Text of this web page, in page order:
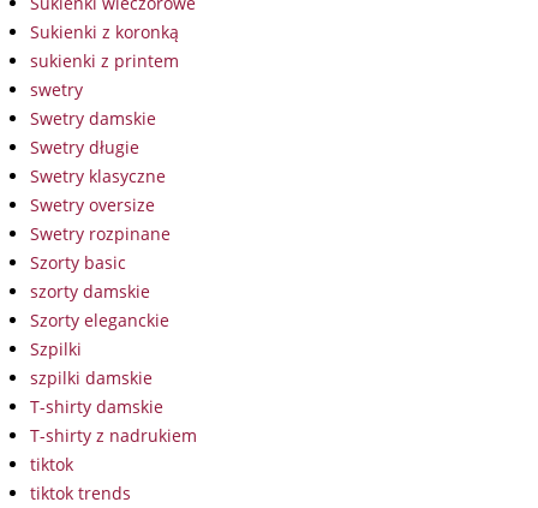
Sukienki z koronką
sukienki z printem
swetry
Swetry damskie
Swetry długie
Swetry klasyczne
Swetry oversize
Swetry rozpinane
Szorty basic
szorty damskie
Szorty eleganckie
Szpilki
szpilki damskie
T-shirty damskie
T-shirty z nadrukiem
tiktok
tiktok trends